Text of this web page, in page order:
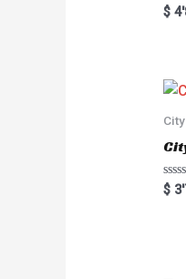
5.00
$
R
a
$